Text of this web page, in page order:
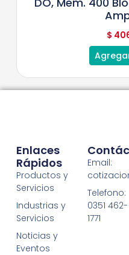
$
Enlaces
Rápidos
Productos y
Servicios
Industrias y
Servicios
Noticias y
Eventos
Email:
Telefono:
0351 462-
1771